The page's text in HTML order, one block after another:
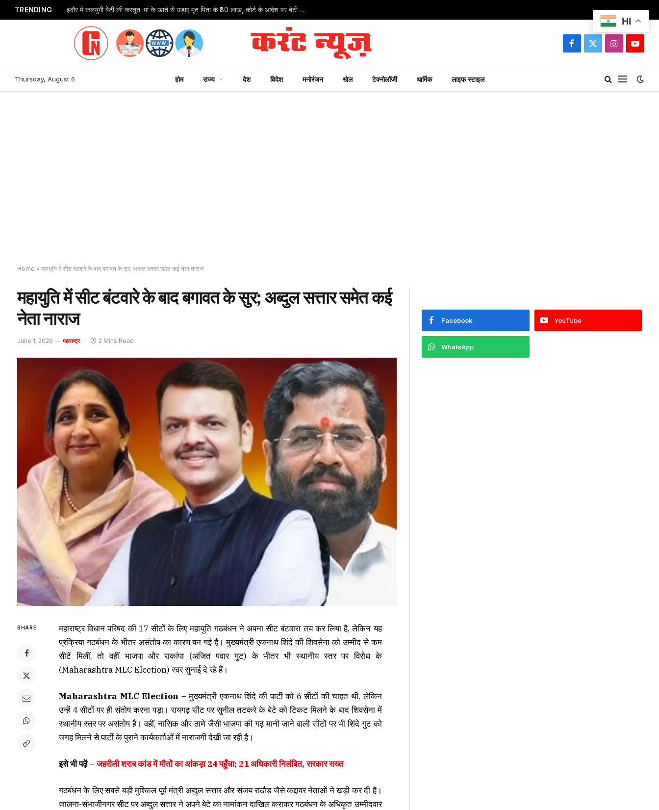
TRENDING इंदौर में कलयुगी बेटी की करतूत: मां के खाते से उड़ाए मृत पिता के ₹80 लाख, कोर्ट के आदेश पर बेटी-दामाद पर FIR
Facebook
X
Instagram
Thursday, August 6 होम राज्य देश विदेश मनोरंजन खेल टेक्नोलॉजी धार्मिक लाइफ स्टाइल
Home » महायुति में सीट बंटवारे के बाद बगावत के सुर; अब्दुल सत्तार समेत कई नेता नाराज
महायुति में सीट बंटवारे के बाद बगावत के सुर; अब्दुल सत्तार समेत कई
नेता नाराज
June 1, 2026 महाराष्ट्र 2 Mins Read
SHARE
महाराष्ट्र विधान परिषद की 17 सीटों के लिए महायुति गठबंधन ने अपना सीट बंटवारा तय कर लिया है, लेकिन यह
प्रक्रिया गठबंधन के भीतर असंतोष का कारण बन गई है। मुख्यमंत्री एकनाथ शिंदे की शिवसेना को उम्मीद से कम
सीटें मिलीं, तो वहीं भाजपा और राकांपा (अजित पवार गुट) के भीतर भी स्थानीय स्तर पर विरोध के
(Maharashtra MLC Election) स्वर सुनाई दे रहे हैं।
Maharashtra MLC Election – मुख्यमंत्री एकनाथ शिंदे की पार्टी को 6 सीटों की चाहत थी, लेकिन
उन्हें 4 सीटों पर ही संतोष करना पड़ा। रायगढ़ सीट पर सुनील तटकरे के बेटे को टिकट मिलने के बाद शिवसेना में
स्थानीय स्तर पर असंतोष है। वहीं, नासिक और ठाणे जैसी भाजपा की गढ़ मानी जाने वाली सीटों पर भी शिंदे गुट को
जगह मिलने से पार्टी के पुराने कार्यकर्ताओं में नाराजगी देखी जा रही है।
इसे भी पढ़ें –जहरीली शराब कांड में मौतों का आंकड़ा 24 पहुँचा; 21 अधिकारी निलंबित, सरकार सख्त
गठबंधन के लिए सबसे बड़ी मुश्किल पूर्व मंत्री अब्दुल सत्तार और संजय राठौड़ जैसे कद्दावर नेताओं ने खड़ी कर दी है।
जालना-संभाजीनगर सीट पर अब्दुल सत्तार ने अपने बेटे का नामांकन दाखिल कराकर गठबंधन के अधिकृत उम्मीदवार
Facebook YouTube
WhatsApp
HI